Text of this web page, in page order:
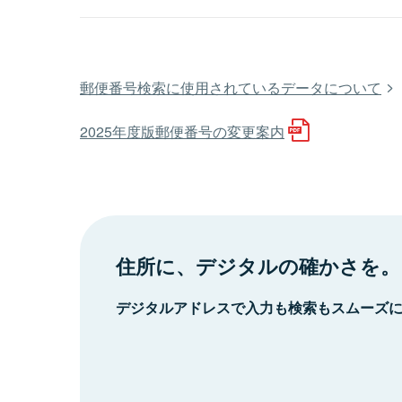
郵便番号検索に使用されているデータについて
2025年度版郵便番号の変更案内
住所に、デジタルの確かさを。
デジタルアドレスで入力も検索もスムーズ